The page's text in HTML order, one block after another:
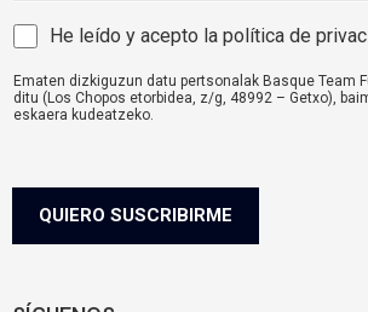
a
i
l
A
i
s
e
a
He leído y acepto la política de
Ematen dizkiguzun datu pertsonalak Basque Team
ditu (Los Chopos etorbidea, z/g, 48992 – Getxo),
eskaera kudeatzeko.
QUIERO SUSCRIBIRME